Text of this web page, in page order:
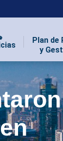
Plan de
y